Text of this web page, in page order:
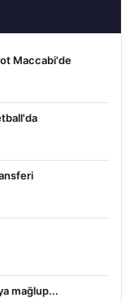
Maccabi'de
mağlup...